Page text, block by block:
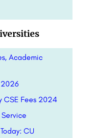
Academic
2026
CSE Fees 2024
CU